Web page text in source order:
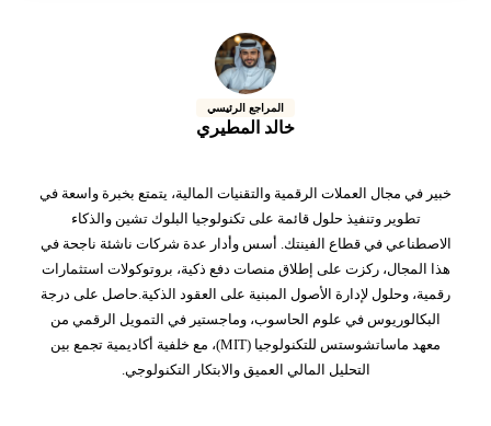
المراجع الرئيسي
خالد المطيري
خبير في مجال العملات الرقمية والتقنيات المالية، يتمتع بخبرة واسعة في
تطوير وتنفيذ حلول قائمة على تكنولوجيا البلوك تشين والذكاء
الاصطناعي في قطاع الفينتك. أسس وأدار عدة شركات ناشئة ناجحة في
هذا المجال، ركزت على إطلاق منصات دفع ذكية، بروتوكولات استثمارات
رقمية، وحلول لإدارة الأصول المبنية على العقود الذكية.حاصل على درجة
البكالوريوس في علوم الحاسوب، وماجستير في التمويل الرقمي من
معهد ماساتشوستس للتكنولوجيا (MIT)، مع خلفية أكاديمية تجمع بين
التحليل المالي العميق والابتكار التكنولوجي.